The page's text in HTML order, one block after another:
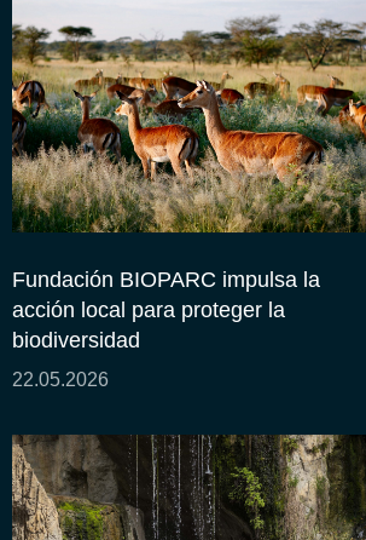
Fundación BIOPARC impulsa la
acción local para proteger la
biodiversidad
22.05.2026